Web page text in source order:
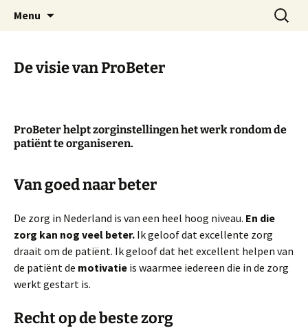
ProBeter
Voor excellente professionals
Menu
Zoeken
naar:
De visie van ProBeter
ProBeter helpt zorginstellingen het werk rondom de
patiënt te organiseren.
Van goed naar beter
De zorg in Nederland is van een heel hoog niveau. En die
zorg kan nog veel beter. Ik geloof dat excellente zorg
draait om de patiënt. Ik geloof dat het excellent helpen van
de patiënt de motivatie is waarmee iedereen die in de zorg
werkt gestart is.
Recht op de beste zorg